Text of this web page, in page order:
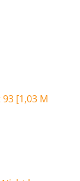
[1,03 M